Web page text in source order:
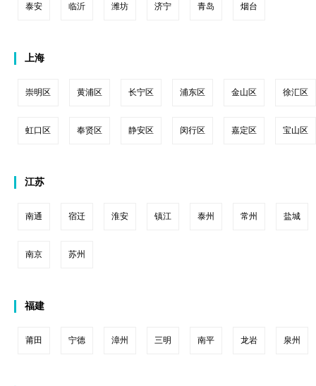
泰安 临沂 潍坊 济宁 青岛 烟台
上海
崇明区 黄浦区 长宁区 浦东区 金山区 徐汇区
虹口区 奉贤区 静安区 闵行区 嘉定区 宝山区
江苏
南通 宿迁 淮安 镇江 泰州 常州 盐城
南京 苏州
福建
莆田 宁德 漳州 三明 南平 龙岩 泉州